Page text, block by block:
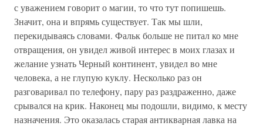
с уважением говорит о магии, то что тут попишешь.
Значит, она и впрямь существует. Так мы шли,
перекидываясь словами. Фальк больше не питал ко мне
отвращения, он увидел живой интерес в моих глазах и
желание узнать Черный континент, увидел во мне
человека, а не глупую куклу. Несколько раз он
разговаривал по телефону, пару раз раздраженно, даже
срывался на крик. Наконец мы подошли, видимо, к месту
назначения. Это оказалась старая антикварная лавка на